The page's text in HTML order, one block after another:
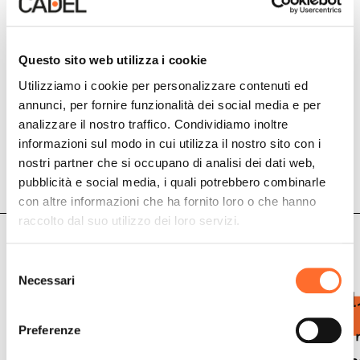
Questo sito web utilizza i cookie
Utilizziamo i cookie per personalizzare contenuti ed
annunci, per fornire funzionalità dei social media e per
analizzare il nostro traffico. Condividiamo inoltre
informazioni sul modo in cui utilizza il nostro sito con i
nostri partner che si occupano di analisi dei dati web,
pubblicità e social media, i quali potrebbero combinarle
con altre informazioni che ha fornito loro o che hanno
raccolto dal suo utilizzo dei loro servizi.
delNecessari
Preferenze